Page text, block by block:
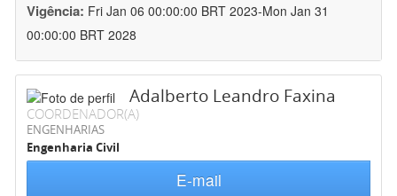
Vigência: Fri Jan 06 00:00:00 BRT 2023-Mon Jan 31
00:00:00 BRT 2028
Adalberto Leandro Faxina
COORDENADOR(A)
ENGENHARIAS
Engenharia Civil
E-mail